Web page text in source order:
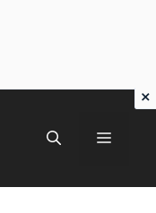
Menu